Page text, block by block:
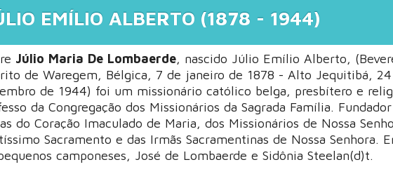
EMÍLIO ALBERTO (1878 - 1944)
Júlio Maria De Lombaerde, nascido Júlio Emílio Alberto,
de Waregem, Bélgica, 7 de janeiro de 1878 - Alto Jequitibá,
de 1944) foi um missionário católico belga, presbítero e
da Congregação dos Missionários da Sagrada Família.
do Coração Imaculado de Maria, dos Missionários de Nossa
Sacramento e das Irmãs Sacramentinas de Nossa Senhora.
camponeses, José de Lombaerde e Sidônia Steelan(d)t.